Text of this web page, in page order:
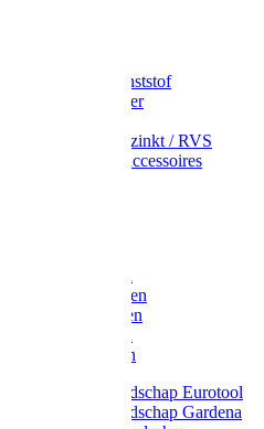
Emmer kunststof
Schepemmer
Emmer verzinkt / RVS
Regenton accessoires
Gazonharken
Asfaltharken
Hooiharken
Handgereedschap Eurotool
Handgereedschap Gardena